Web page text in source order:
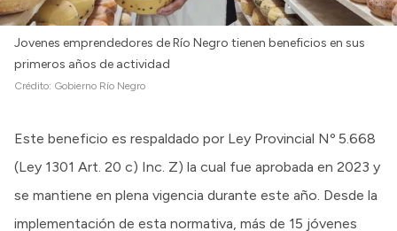
Jovenes emprendedores de Río Negro tienen beneficios en sus
primeros años de actividad
Crédito: Gobierno Río Negro
Este beneficio es respaldado por Ley Provincial Nº 5.668
(Ley 1301 Art. 20 c) Inc. Z) la cual fue aprobada en 2023 y
se mantiene en plena vigencia durante este año. Desde la
implementación de esta normativa, más de 15 jóvenes